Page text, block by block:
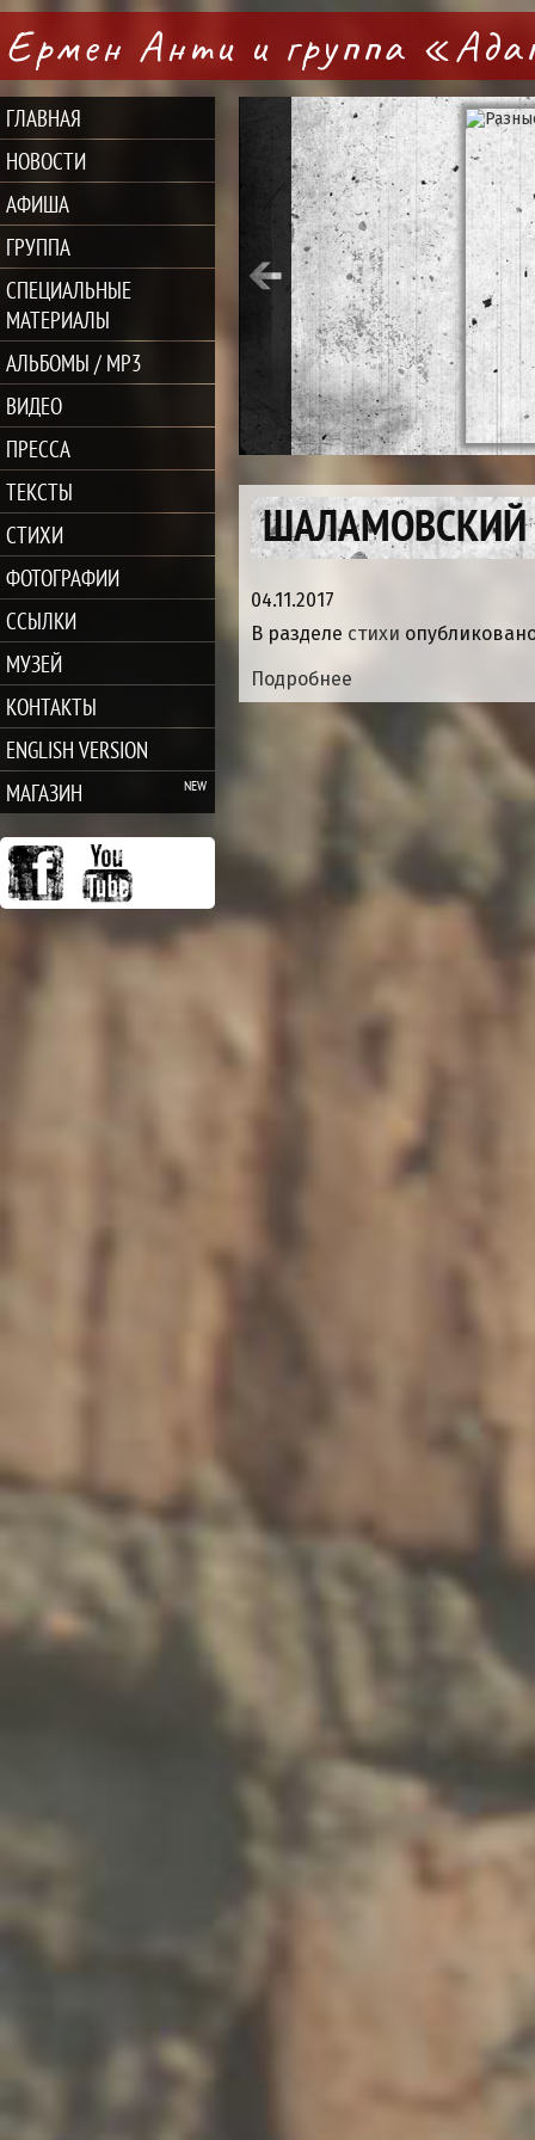
Ермен Анти и группа
ГЛАВНАЯ
НОВОСТИ
АФИША
ГРУППА
СПЕЦИАЛЬНЫЕ
МАТЕРИАЛЫ
АЛЬБОМЫ / MP3
ВИДЕО
ПРЕССА
ТЕКСТЫ
СТИХИ
ФОТОГРАФИИ
ССЫЛКИ
МУЗЕЙ
КОНТАКТЫ
ENGLISH VERSION
МАГАЗИН
04.11.2017
В разделе стихи
Подробнее